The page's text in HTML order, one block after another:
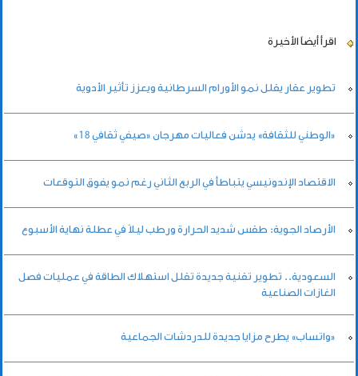
اقرأ أيضاً الأخيرة
تطوير عقار يقلل نمو الأورام السرطانية ويعزز تأثير الأدوية
«الوطني للثقافة» يدشن فعاليات مهرجان «صيفي ثقافي 18»
الاقتصاد الإندونيسي يتباطأ في الربع الثاني رغم نمو يفوق التوقعات
الأرصاد الجوية: طقس شديد الحرارة ورطب ليلاً في عطلة نهاية الأسبوع
السعودية.. تطوير تقنية جديدة تقلل استهلاك الطاقة في عمليات فصل
الغازات الصناعية
«واتساب» يطرح مزايا جديدة للدردشات الجماعية